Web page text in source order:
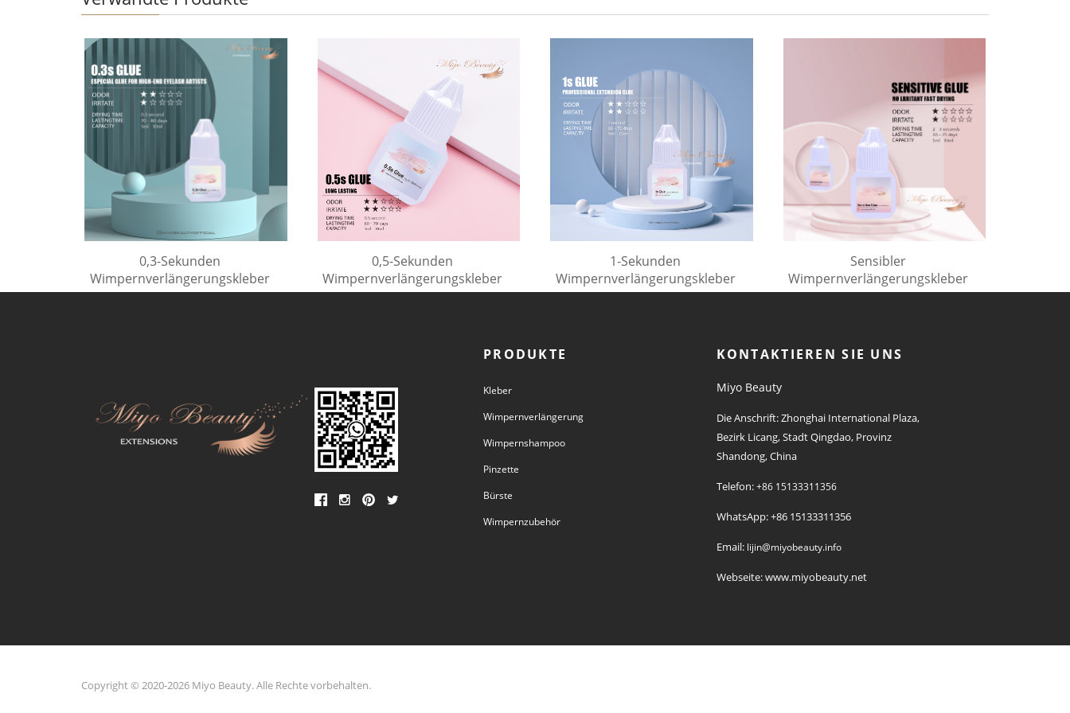
0,3-Sekunden
Wimpernverlängerungskleber
0,5-Sekunden
Wimpernverlängerungskleber
1-Sekunden
Wimpernverlängerungskleber
Sensibler
Wimpernverlängerungskleber
PRODUKTE
Kleber
Wimpernverlängerung
Wimpernshampoo
Pinzette
Bürste
Wimpernzubehör
KONTAKTIEREN SIE UNS
Miyo Beauty
Die Anschrift: Zhonghai International Plaza,
Bezirk Licang, Stadt Qingdao, Provinz
Shandong, China
Telefon:+86 15133311356
WhatsApp: +86 15133311356
Email: lijin@miyobeauty.info
Webseite: www.miyobeauty.net
Copyright © 2020-2026 Miyo Beauty. Alle Rechte vorbehalten.